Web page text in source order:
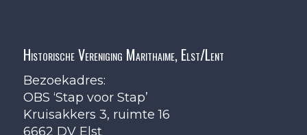
Historische Vereniging Marithaime, Elst/Lent
Bezoekadres:
OBS ‘Stap voor Stap’
Kruisakkers 3, ruimte 16
6662 DV Elst